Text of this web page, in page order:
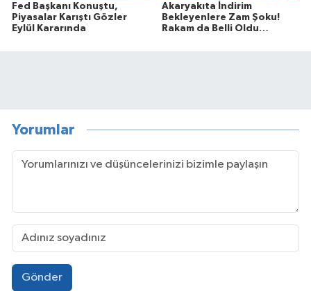
Fed Başkanı Konuştu,
Piyasalar Karıştı Gözler
Eylül Kararında
Akaryakıta İndirim
Bekleyenlere Zam Şoku!
Rakam da Belli Oldu…
Yorumlar
Gönder